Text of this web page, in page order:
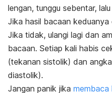
lengan, tunggu sebentar,
Jika hasil bacaan
Jika tidak, ulangi lagi dan
bacaan. Setiap kali habis
(tekanan sistolik) dan
diastolik).
Jangan panik jika membaca